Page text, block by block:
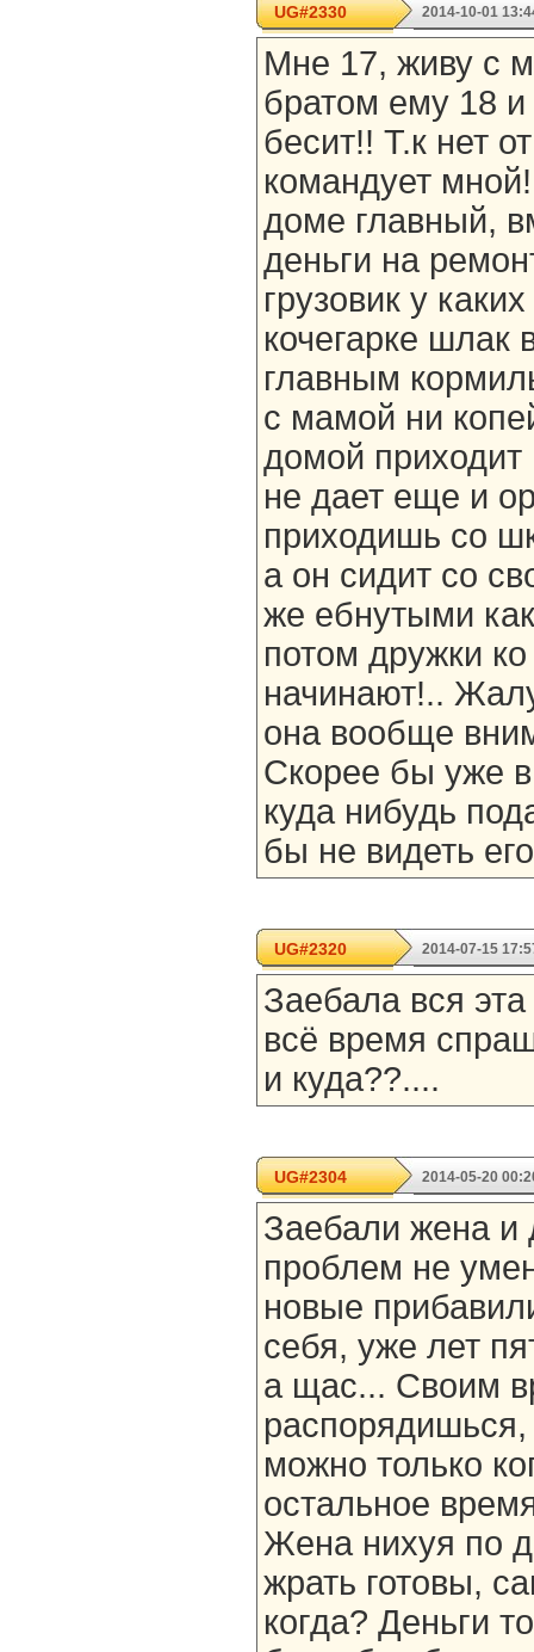
UG#2330 2014-10-01
Мне 17, живу с
братом ему 18
бесит!! Т.к нет
командует
доме главный,
деньги на
грузовик у
кочегарке шлак
главным
с мамой ни
домой приходит
не дает еще и
приходишь со
а он сидит со
же ебнутыми
потом дружки
начинают!..
она вообще
Скорее бы уже
куда нибудь
бы не видеть
UG#2320 2014-07-15
Заебала вся
всё время
и куда??....
UG#2304 2014-05-20
Заебали жена и
проблем не
новые
себя, уже лет
а щас... Своим
распорядишься,
можно только
остальное
Жена нихуя по
жрать готовы,
когда? Деньги